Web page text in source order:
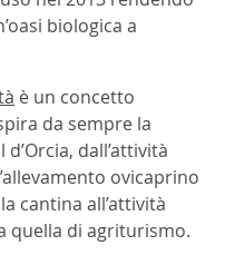
biologica a
è un concetto
da sempre la
dall’attività
ovicaprino
cantina all’attività
quella di agriturismo.